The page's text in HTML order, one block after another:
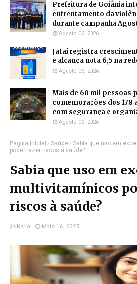
Prefeitura de Goiânia
enfrentamento da
durante campanha
Agosto 06, 2026
Jataí registra
e alcança nota 6,5 na
Agosto 06, 2026
Mais de 60 mil pessoas
comemorações dos 178
com segurança e
Agosto 06, 2026
Página inicial Saúde
Sabia que uso em
pode trazer riscos à saúde?
Sabia que uso em
multivitamínicos
riscos à saúde?
Karla Maio 16, 2025